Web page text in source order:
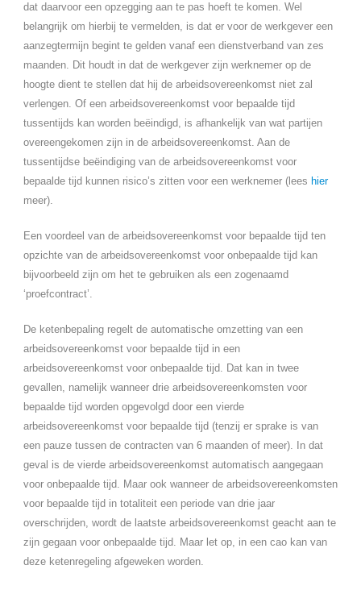
dat daarvoor een opzegging aan te pas hoeft te komen. Wel
belangrijk om hierbij te vermelden, is dat er voor de werkgever een
aanzegtermijn begint te gelden vanaf een dienstverband van zes
maanden. Dit houdt in dat de werkgever zijn werknemer op de
hoogte dient te stellen dat hij de arbeidsovereenkomst niet zal
verlengen. Of een arbeidsovereenkomst voor bepaalde tijd
tussentijds kan worden beëindigd, is afhankelijk van wat partijen
overeengekomen zijn in de arbeidsovereenkomst. Aan de
tussentijdse beëindiging van de arbeidsovereenkomst voor
bepaalde tijd kunnen risico’s zitten voor een werknemer (lees hier
meer).
Een voordeel van de arbeidsovereenkomst voor bepaalde tijd ten
opzichte van de arbeidsovereenkomst voor onbepaalde tijd kan
bijvoorbeeld zijn om het te gebruiken als een zogenaamd
‘proefcontract’.
De ketenbepaling regelt de automatische omzetting van een
arbeidsovereenkomst voor bepaalde tijd in een
arbeidsovereenkomst voor onbepaalde tijd. Dat kan in twee
gevallen, namelijk wanneer drie arbeidsovereenkomsten voor
bepaalde tijd worden opgevolgd door een vierde
arbeidsovereenkomst voor bepaalde tijd (tenzij er sprake is van
een pauze tussen de contracten van 6 maanden of meer). In dat
geval is de vierde arbeidsovereenkomst automatisch aangegaan
voor onbepaalde tijd. Maar ook wanneer de arbeidsovereenkomsten
voor bepaalde tijd in totaliteit een periode van drie jaar
overschrijden, wordt de laatste arbeidsovereenkomst geacht aan te
zijn gegaan voor onbepaalde tijd. Maar let op, in een cao kan van
deze ketenregeling afgeweken worden.